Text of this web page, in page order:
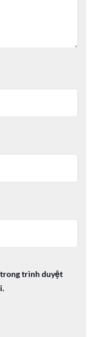
trong trình duyệt